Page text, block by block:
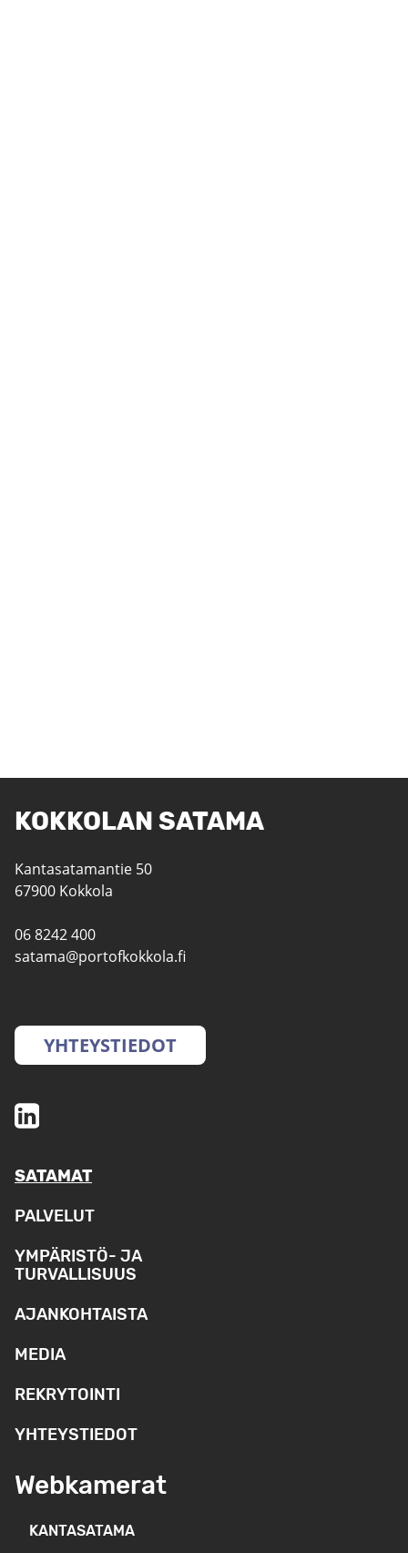
KOKKOLAN SATAMA
Kantasatamantie 50
67900 Kokkola
06 8242 400
satama@portofkokkola.fi
YHTEYSTIEDOT
SATAMAT
PALVELUT
YMPÄRISTÖ- JA
TURVALLISUUS
AJANKOHTAISTA
MEDIA
REKRYTOINTI
YHTEYSTIEDOT
Webkamerat
KANTASATAMA